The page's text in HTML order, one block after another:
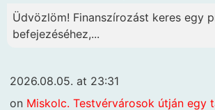
Üdvözlöm! Finanszírozást keres egy
befejezéséhez,...
2026.08.05. at 23:31
on Miskolc. Testvérvárosok útján egy